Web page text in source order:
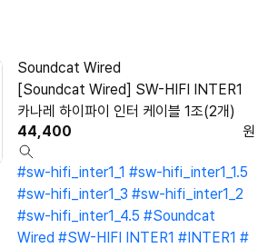
Soundcat Wired
[Soundcat Wired] SW-HIFI INTER1
카나레 하이파이 인터 케이블 1조(2개)
44,400
원
#sw-hifi_inter1_1 #sw-hifi_inter1_1.5
#sw-hifi_inter1_3 #sw-hifi_inter1_2
#sw-hifi_inter1_4.5 #Soundcat
Wired #SW-HIFI INTER1 #INTER1 #